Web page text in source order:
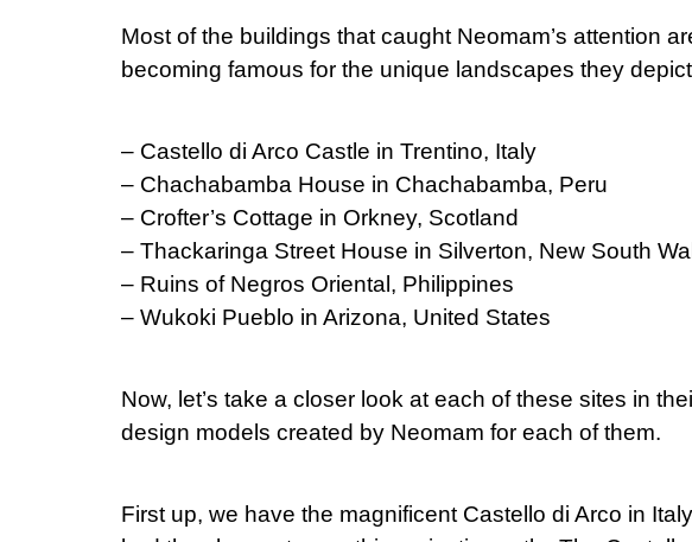
Most of the buildings that caught Neomam’s attention
becoming famous for the unique landscapes they
– Castello di Arco Castle in Trentino, Italy
– Chachabamba House in Chachabamba, Peru
– Crofter’s Cottage in Orkney, Scotland
– Thackaringa Street House in Silverton, New South
– Ruins of Negros Oriental, Philippines
– Wukoki Pueblo in Arizona, United States
Now, let’s take a closer look at each of these sites in
design models created by Neomam for each of them.
First up, we have the magnificent Castello di Arco in